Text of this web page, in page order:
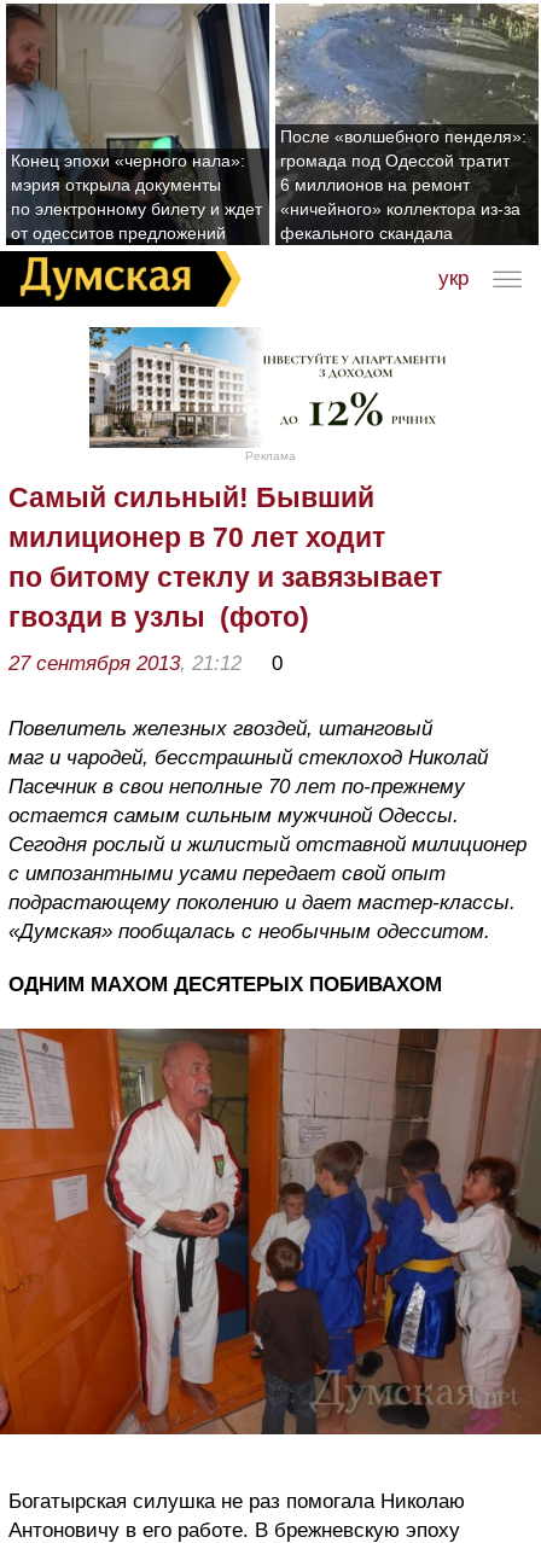
Конец эпохи «черного нала»:
мэрия открыла документы
по электронному билету и ждет
от одесситов предложений
После «волшебного пенделя»:
громада под Одессой тратит
6 миллионов на ремонт
«ничейного» коллектора из-за
фекального скандала
укр
Реклама
Самый сильный! Бывший
милиционер в 70 лет ходит
по битому стеклу и завязывает
гвозди в узлы (фото)
27 сентября 2013, 21:12 0
Повелитель железных гвоздей, штанговый
маг и чародей, бесстрашный стеклоход Николай
Пасечник в свои неполные 70 лет по-прежнему
остается самым сильным мужчиной Одессы.
Сегодня рослый и жилистый отставной милиционер
с импозантными усами передает свой опыт
подрастающему поколению и дает мастер-классы.
«Думская» пообщалась с необычным одесситом.
ОДНИМ МАХОМ ДЕСЯТЕРЫХ ПОБИВАХОМ
Богатырская силушка не раз помогала Николаю
Антоновичу в его работе. В брежневскую эпоху